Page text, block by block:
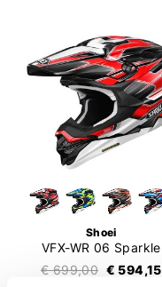
Shoei
VFX-WR 06 Sparkle
€ 699,00 € 594,15